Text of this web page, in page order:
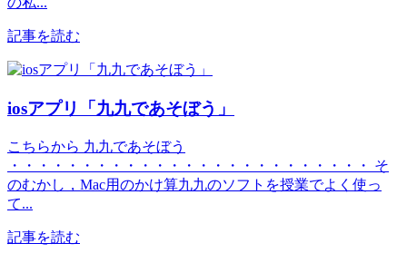
記事を読む
iosアプリ「九九であそぼう」
こちらから 九九であそぼう
・・・・・・・・・・・・・・・・・・・・・・・・・ そ
のむかし，Mac用のかけ算九九のソフトを授業でよく使っ
て...
記事を読む